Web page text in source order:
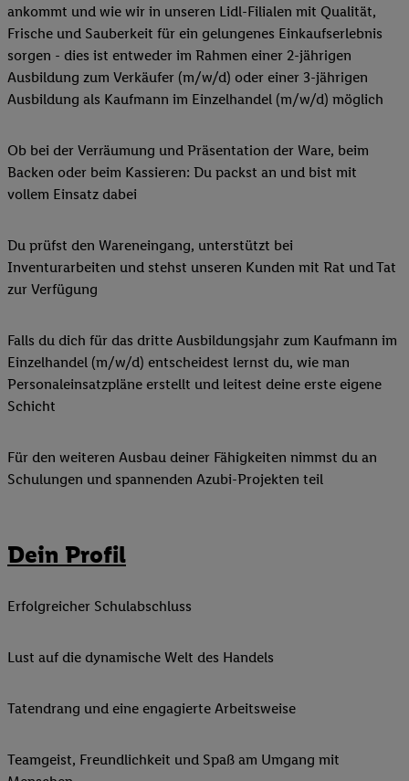
ankommt und wie wir in unseren Lidl-Filialen mit Qualität,
Frische und Sauberkeit für ein gelungenes Einkaufserlebnis
sorgen - dies ist entweder im Rahmen einer 2-jährigen
Ausbildung zum Verkäufer (m/w/d) oder einer 3-jährigen
Ausbildung als Kaufmann im Einzelhandel (m/w/d) möglich
Ob bei der Verräumung und Präsentation der Ware, beim
Backen oder beim Kassieren: Du packst an und bist mit
vollem Einsatz dabei
Du prüfst den Wareneingang, unterstützt bei
Inventurarbeiten und stehst unseren Kunden mit Rat und Tat
zur Verfügung
Falls du dich für das dritte Ausbildungsjahr zum Kaufmann im
Einzelhandel (m/w/d) entscheidest lernst du, wie man
Personaleinsatzpläne erstellt und leitest deine erste eigene
Schicht
Für den weiteren Ausbau deiner Fähigkeiten nimmst du an
Schulungen und spannenden Azubi-Projekten teil
Dein Profil
Erfolgreicher Schulabschluss
Lust auf die dynamische Welt des Handels
Tatendrang und eine engagierte Arbeitsweise
Teamgeist, Freundlichkeit und Spaß am Umgang mit